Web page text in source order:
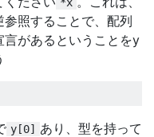
照することで、配列
言があるということをy
y[0] あり、型を持って